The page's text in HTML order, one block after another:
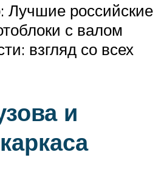
Лучшие российские
с валом
взгляд со всех
и